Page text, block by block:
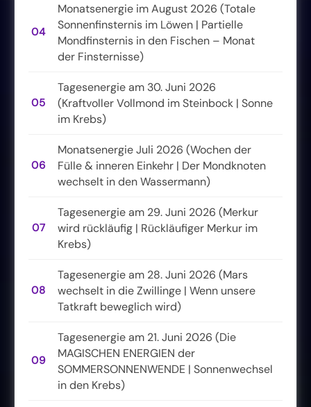
04
Monatsenergie im August 2026 (Totale
Sonnenfinsternis im Löwen | Partielle
Mondfinsternis in den Fischen – Monat
der Finsternisse)
05
Tagesenergie am 30. Juni 2026
(Kraftvoller Vollmond im Steinbock | Sonne
im Krebs)
06
Monatsenergie Juli 2026 (Wochen der
Fülle & inneren Einkehr | Der Mondknoten
wechselt in den Wassermann)
07
Tagesenergie am 29. Juni 2026 (Merkur
wird rückläufig | Rückläufiger Merkur im
Krebs)
08
Tagesenergie am 28. Juni 2026 (Mars
wechselt in die Zwillinge | Wenn unsere
Tatkraft beweglich wird)
09
Tagesenergie am 21. Juni 2026 (Die
MAGISCHEN ENERGIEN der
SOMMERSONNENWENDE | Sonnenwechsel
in den Krebs)